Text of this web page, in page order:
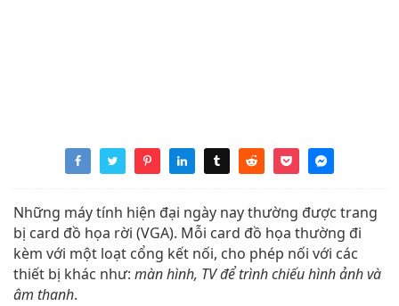
Những máy tính hiện đại ngày nay thường được trang
bị card đồ họa rời (VGA). Mỗi card đồ họa thường đi
kèm với một loạt cổng kết nối, cho phép nối với các
thiết bị khác như: màn hình, TV để trình chiếu hình ảnh và
âm thanh.